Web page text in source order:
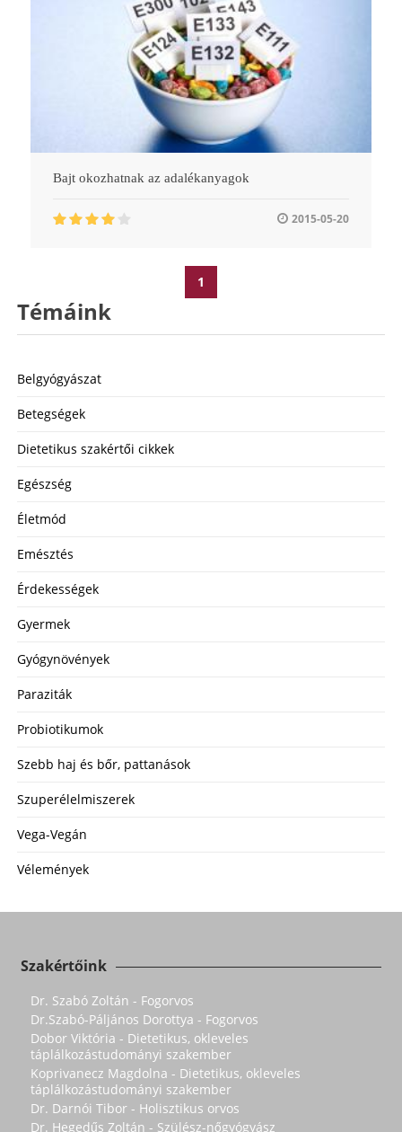
Bajt okozhatnak az adalékanyagok
2015-05-20
1
Témáink
Belgyógyászat
Betegségek
Dietetikus szakértői cikkek
Egészség
Életmód
Emésztés
Érdekességek
Gyermek
Gyógynövények
Paraziták
Probiotikumok
Szebb haj és bőr, pattanások
Szuperélelmiszerek
Vega-Vegán
Vélemények
Szakértőink
Dr. Szabó Zoltán - Fogorvos
Dr.Szabó-Páljános Dorottya - Fogorvos
Dobor Viktória - Dietetikus, okleveles
táplálkozástudományi szakember
Koprivanecz Magdolna - Dietetikus, okleveles
táplálkozástudományi szakember
Dr. Darnói Tibor - Holisztikus orvos
Dr. Hegedűs Zoltán - Szülész-nőgyógyász